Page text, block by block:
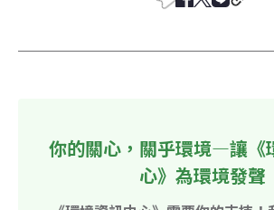
你的關心，關乎環境—讓《
心》為環境發聲